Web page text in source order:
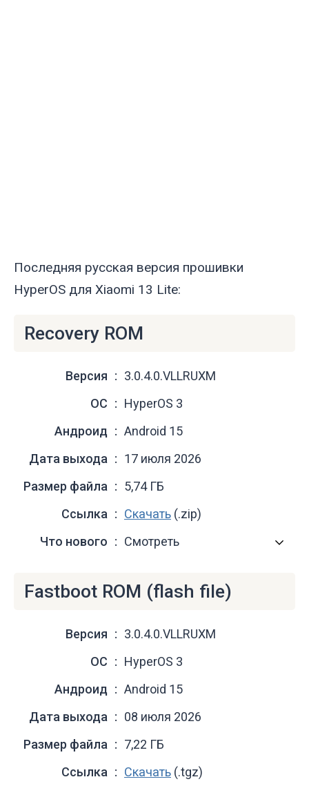
Последняя русская версия прошивки
HyperOS для Xiaomi 13 Lite:
Recovery ROM
Версия
3.0.4.0.VLLRUXM
ОС
HyperOS 3
Андроид
Android 15
Дата выхода
17 июля 2026
Размер файла
5,74 ГБ
Ссылка
Скачать (.zip)
Что нового
Смотреть
Fastboot ROM (flash file)
Версия
3.0.4.0.VLLRUXM
ОС
HyperOS 3
Андроид
Android 15
Дата выхода
08 июля 2026
Размер файла
7,22 ГБ
Ссылка
Скачать (.tgz)